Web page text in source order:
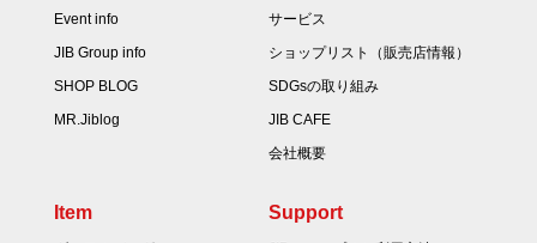
Event info
JIB Group info
SHOP BLOG
MR.Jiblog
サービス
ショップリスト（販売店情報）
SDGsの取り組み
JIB CAFE
会社概要
Item Support